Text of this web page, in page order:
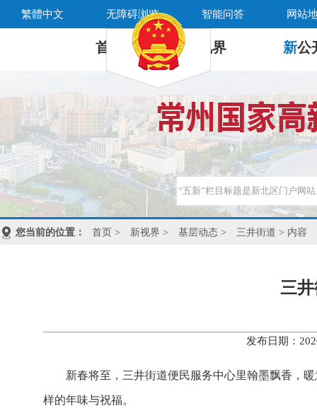
繁體中文 无障碍浏览 智能问答 网站
首 页 新 视界 新公
您当前的位置： 首页 > 新视界 > 基层动态 > 三井街道 > 内容
三
发布日期：
新春将至，三井街道便民服务中心里翰墨飘香，
样的年味与祝福。